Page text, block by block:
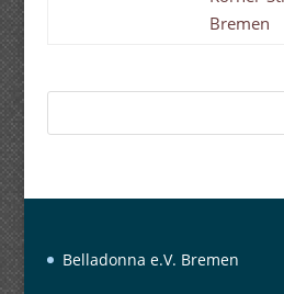
Bremen
Belladonna e.V. Bremen